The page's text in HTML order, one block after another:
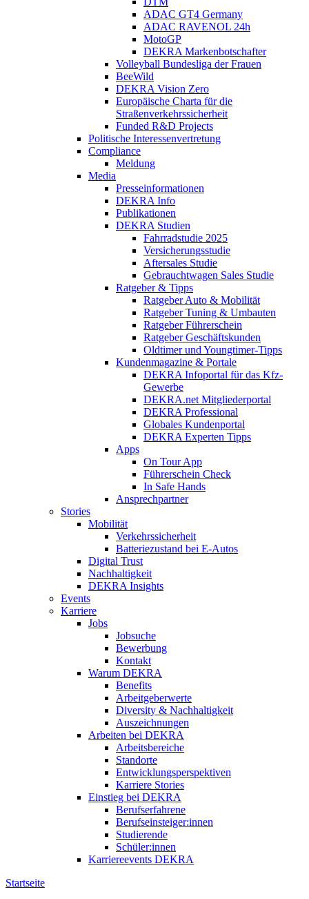
ADAC GT4 Germany
ADAC RAVENOL 24h
MotoGP
DEKRA Markenbotschafter
Volleyball Bundesliga der Frauen
BeeWild
DEKRA Vision Zero
Europäische Charta für die
Straßenverkehrssicherheit
Funded R&D Projects
Politische Interessenvertretung
Compliance
Meldung
Media
Presseinformationen
DEKRA Info
Publikationen
DEKRA Studien
Fahrradstudie 2025
Versicherungsstudie
Aftersales Studie
Gebrauchtwagen Sales Studie
Ratgeber & Tipps
Ratgeber Auto & Mobilität
Ratgeber Tuning & Umbauten
Ratgeber Führerschein
Ratgeber Geschäftskunden
Oldtimer und Youngtimer-Tipps
Kundenmagazine & Portale
DEKRA Infoportal für das Kfz-
Gewerbe
DEKRA.net Mitgliederportal
DEKRA Professional
Globales Kundenportal
DEKRA Experten Tipps
Apps
On Tour App
Führerschein Check
In Safe Hands
Ansprechpartner
Stories
Mobilität
Verkehrssicherheit
Batteriezustand bei E-Autos
Digital Trust
Nachhaltigkeit
DEKRA Insights
Events
Karriere
Jobs
Jobsuche
Bewerbung
Kontakt
Warum DEKRA
Benefits
Arbeitgeberwerte
Diversity & Nachhaltigkeit
Auszeichnungen
Arbeiten bei DEKRA
Arbeitsbereiche
Standorte
Entwicklungsperspektiven
Karriere Stories
Einstieg bei DEKRA
Berufserfahrene
Berufseinsteiger:innen
Studierende
Schüler:innen
Karriereevents DEKRA
Startseite